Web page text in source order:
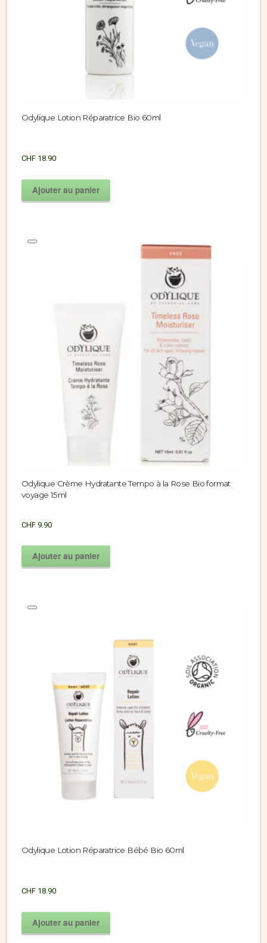
Odylique Lotion Réparatrice Bio 60ml
CHF 18.90
Ajouter au panier
Odylique Crème Hydratante Tempo à la Rose Bio format
voyage 15ml
CHF 9.90
Ajouter au panier
Odylique Lotion Réparatrice Bébé Bio 60ml
CHF 18.90
Ajouter au panier